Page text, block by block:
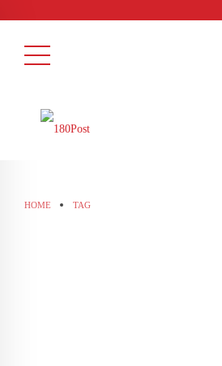
HOME TAG